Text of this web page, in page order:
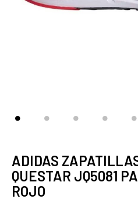
ADIDAS
QUESTAR JQ5081
ROJO